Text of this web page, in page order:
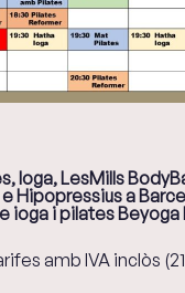
Ioga, LesMills
Hipopressius a
ioga i pilates Beyoga
amb IVA inclòs